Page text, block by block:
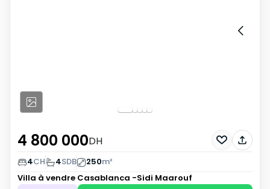
4 800 000DH
4CH 4SDB 250m²
Villa à vendre Casablanca -Sidi Maarouf